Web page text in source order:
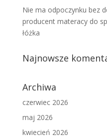
Nie ma odpoczynku bez
producent materacy do
łóżka
Najnowsze
Archiwa
czerwiec 2026
maj 2026
kwiecień 2026